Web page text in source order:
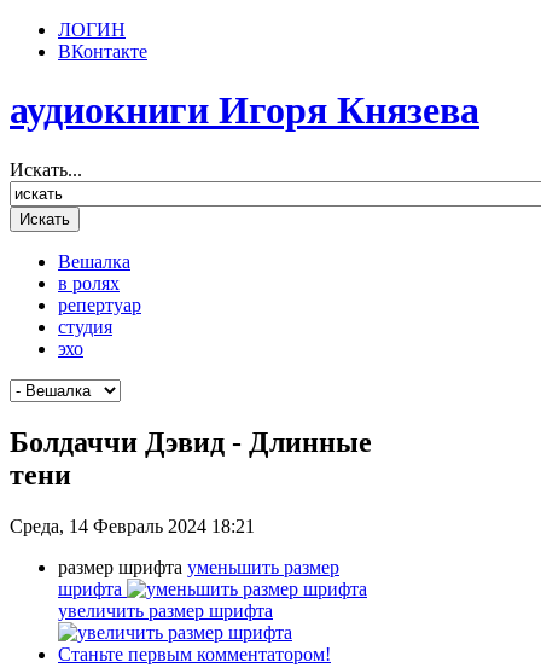
ЛОГИН
ВКонтакте
аудиокниги Игоря Князева
Искать...
Вешалка
в ролях
репертуар
студия
эхо
Болдаччи Дэвид - Длинные
тени
Среда, 14 Февраль 2024 18:21
размер шрифта уменьшить размер
шрифта
увеличить размер шрифта
Станьте первым комментатором!